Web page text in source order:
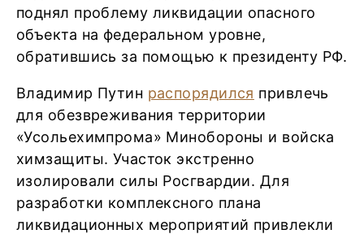
поднял проблему ликвидации опасного
объекта на федеральном уровне,
обратившись за помощью к президенту РФ.
Владимир Путин распорядился привлечь
для обезвреживания территории
«Усольехимпрома» Минобороны и войска
химзащиты. Участок экстренно
изолировали силы Росгвардии. Для
разработки комплексного плана
ликвидационных мероприятий привлекли